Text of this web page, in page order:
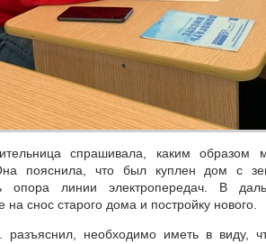
спрашивала, каким
пояснила, что был куплен дом с
опора линии электропередач. В
на снос старого дома и постройку нового.
необходимо иметь в виду,